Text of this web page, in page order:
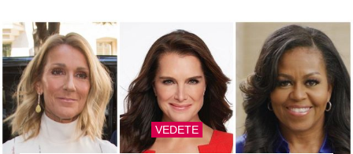
VEDETE